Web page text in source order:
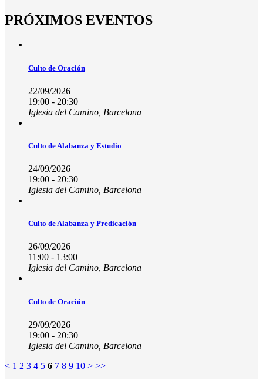
PRÓXIMOS EVENTOS
Culto de Oración
22/09/2026
19:00 - 20:30
Iglesia del Camino, Barcelona
Culto de Alabanza y Estudio
24/09/2026
19:00 - 20:30
Iglesia del Camino, Barcelona
Culto de Alabanza y Predicación
26/09/2026
11:00 - 13:00
Iglesia del Camino, Barcelona
Culto de Oración
29/09/2026
19:00 - 20:30
Iglesia del Camino, Barcelona
< 1 2 3 4 5 6 7 8 9 10 > >>